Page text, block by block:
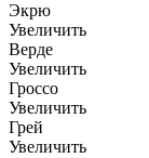
Экрю
Увеличить
Верде
Увеличить
Гроссо
Увеличить
Грей
Увеличить